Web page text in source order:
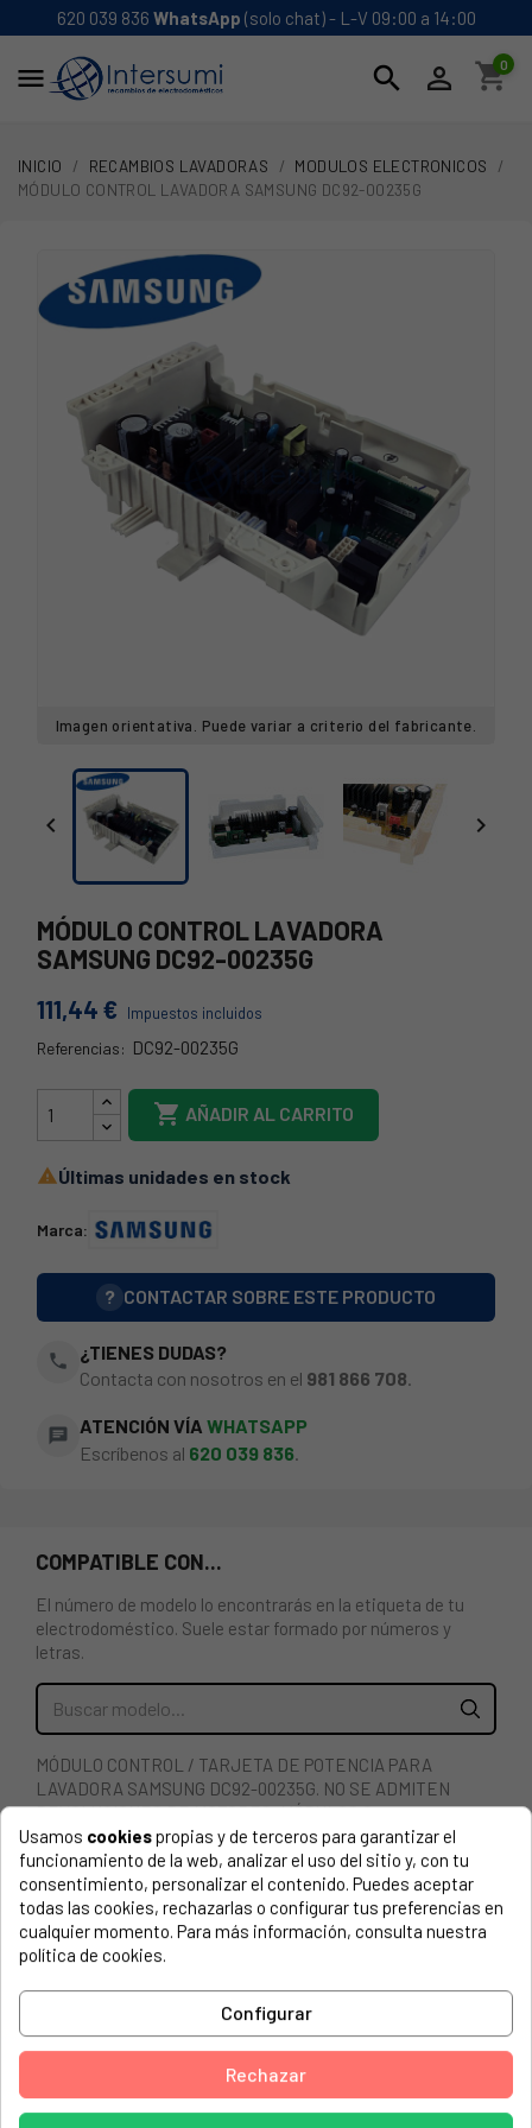
620 039 836 WhatsApp (solo chat) - L-V 09:00 a 14:00
 search  shopping_cart
0
INICIO RECAMBIOS LAVADORAS
MODULOS ELECTRONICOS
MÓDULO CONTROL LAVADORA SAMSUNG DC92-00235G
Imagen orientativa. Puede variar a criterio del fabricante.
 
MÓDULO CONTROL LAVADORA
SAMSUNG DC92-00235G
111,44 € Impuestos incluidos
Referencias: DC92-00235G
DC92-00235G
 AÑADIR AL CARRITO
Últimas unidades en stock
Marca:
? CONTACTAR SOBRE ESTE PRODUCTO
phone
¿TIENES DUDAS?
Contacta con nosotros en el 981 866 708.
chat ATENCIÓN VÍA WHATSAPP
Escríbenos al 620 039 836
COMPATIBLE CON...
El número de modelo lo encontrarás en la etiqueta de tu
electrodoméstico. Suele estar formado por números y
letras.
MÓDULO CONTROL / TARJETA DE POTENCIA PARA
LAVADORA SAMSUNG DC92-00235G. NO SE ADMITEN
DEVOLUCIONES DE MOTORES, MÓDULOS O
COMPONENTES ELECTRÓNICOS. SU SUSTITUCIÓN
REQUIERE DE CONOCIMIENTOS TÉCNICOS, UNA MALA
COLOCACIÓN POR PARTE DEL COMPRADOR, PUEDE
CAUSAR DAÑOS IRREVERSIBLES. GARANTIA: LA
REPARACIÓN TIENE QUE SER EFECTUADA POR UN
SERVICIO TÉCNICO OFICIAL DEL FABRICANTE.
SAMSUNG, WF70F5E3P4W/EE
SAMSUNG, WF70F5E3P4W/EE (0001)
SAMSUNG, WF70F5E3P4W/EE (0002)
SAMSUNG, WF70F5E3P4W/EE (0003)
Usamos cookiespropias y de terceros para garantizar el
funcionamiento de la web, analizar el uso del sitio y, con tu
consentimiento, personalizar el contenido. Puedes aceptar
todas las cookies, rechazarlas o configurar tus preferencias en
cualquier momento. Para más información, consulta nuestra
política de cookies.
Configurar
Rechazar